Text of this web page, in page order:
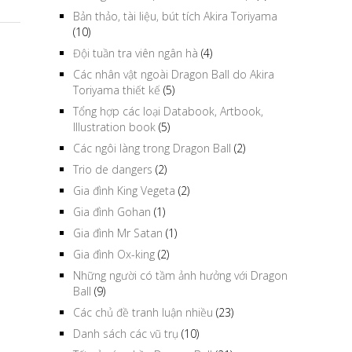
Bản thảo, tài liệu, bút tích Akira Toriyama
(10)
Đội tuần tra viên ngân hà (4)
Các nhân vật ngoài Dragon Ball do Akira
Toriyama thiết kế (5)
Tổng hợp các loại Databook, Artbook,
Illustration book (5)
Các ngôi làng trong Dragon Ball (2)
Trio de dangers (2)
Gia đình King Vegeta (2)
Gia đình Gohan (1)
Gia đình Mr Satan (1)
Gia đình Ox-king (2)
Những người có tầm ảnh hưởng với Dragon
Ball (9)
Các chủ đề tranh luận nhiều (23)
Danh sách các vũ trụ (10)